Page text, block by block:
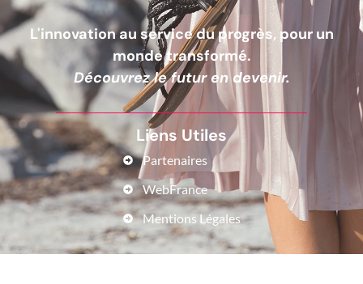
L'innovation au service du progrès, pour un
monde transformé.
Découvrez le futur en devenir.
Liens Utiles
Partenaires
WebFrance
Mentions Légales